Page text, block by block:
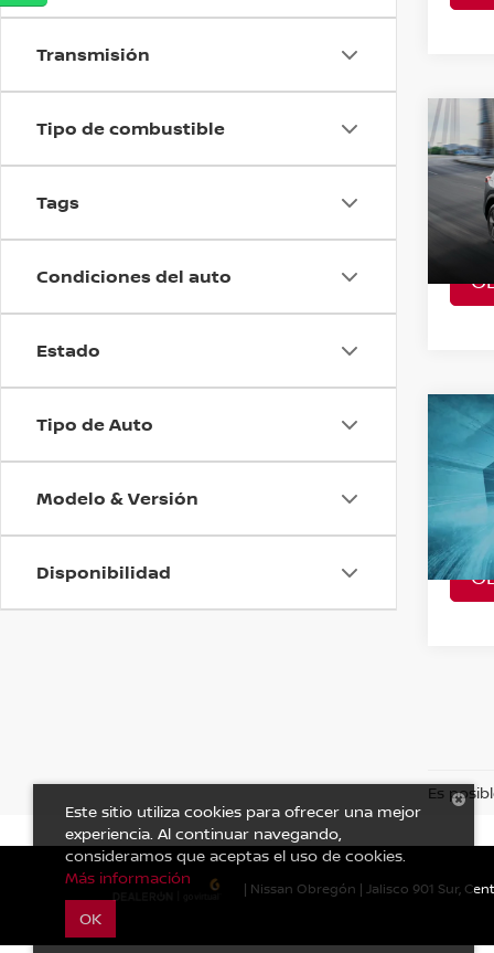
Transmisión
Tipo de combustible
Tags
Condiciones del auto
Estado
Tipo de Auto
Modelo & Versión
Disponibilidad A
Es
| Nissan Obregón | Jalisco 901 Sur,
Este sitio utiliza cookies para ofrecer una mejor
experiencia. Al continuar navegando,
consideramos que aceptas el uso de cookies.
Más información
OK